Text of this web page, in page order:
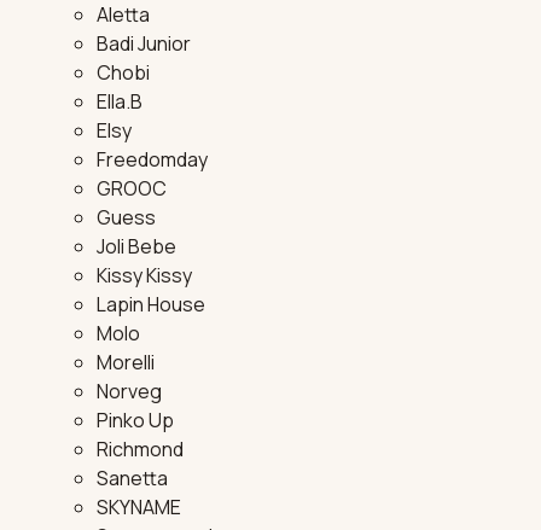
Aletta
Badi Junior
Chobi
Ella.B
Elsy
Freedomday
GROOC
Guess
Joli Bebe
Kissy Kissy
Lapin House
Molo
Morelli
Norveg
Pinko Up
Richmond
Sanetta
SKYNAME